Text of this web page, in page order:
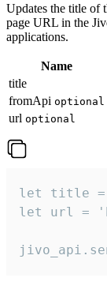
Updates the title of
page URL in the
applications.
Name
title
fromApi optional
url optional
let title =
let url =